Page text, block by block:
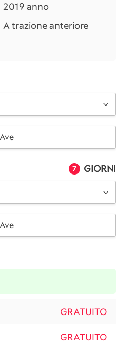
2019 anno
A trazione anteriore
7 GIORNI
GRATUITO
GRATUITO